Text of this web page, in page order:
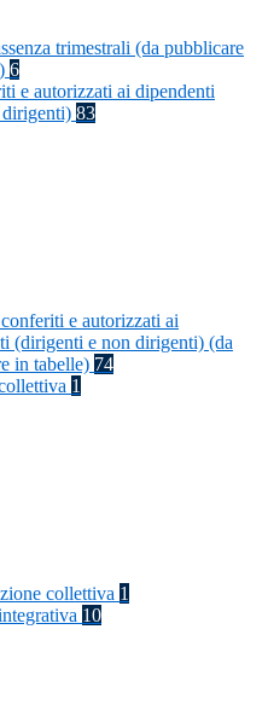
trimestrali (da pubblicare
6
e autorizzati ai dipendenti
83
e autorizzati ai
(dirigenti e non dirigenti) (da
in tabelle) 74
1
collettiva 1
10